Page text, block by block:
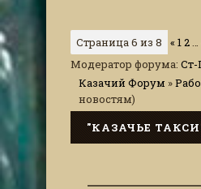
Страница6 из 8 « 12…
Модератор форума: Ст-
Казачий Форум »
новостям)
"КАЗАЧЬЕ